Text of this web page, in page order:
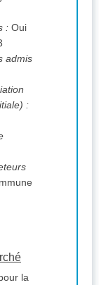
: Oui
admis
l'offre initiale) :
la